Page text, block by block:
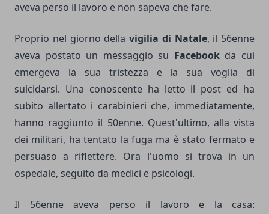
aveva perso il lavoro e non sapeva che fare.
Proprio nel giorno della vigilia di Natale, il 56enne
aveva postato un messaggio su Facebookda cui
emergeva la sua tristezza e la sua voglia di
suicidarsi. Una conoscente ha letto il post ed ha
subito allertato i carabinieri che, immediatamente,
hanno raggiunto il 50enne. Quest'ultimo, alla vista
dei militari, ha tentato la fuga ma è stato fermato e
persuaso a riflettere. Ora l'uomo si trova in un
ospedale, seguito da medici e psicologi.
Il 56enne aveva perso il lavoro e la casa: